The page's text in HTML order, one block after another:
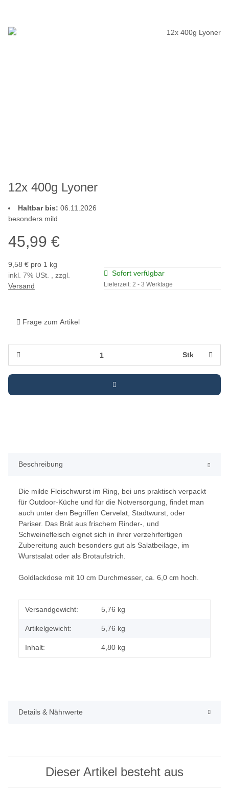
12x 400g Lyoner
Haltbar bis: 06.11.2026
besonders mild
45,99 €
9,58 € pro 1 kg
inkl. 7% USt. , zzgl.
Versand
Sofort verfügbar
Lieferzeit: 2 - 3 Werktage
Frage zum Artikel
Stk
Beschreibung
Die milde Fleischwurst im Ring, bei uns praktisch verpackt
für Outdoor-Küche und für die Notversorgung, findet man
auch unter den Begriffen Cervelat, Stadtwurst, oder
Pariser. Das Brät aus frischem Rinder-, und
Schweinefleisch eignet sich in ihrer verzehrfertigen
Zubereitung auch besonders gut als Salatbeilage, im
Wurstsalat oder als Brotaufstrich.
Goldlackdose mit 10 cm Durchmesser, ca. 6,0 cm hoch.
Versandgewicht: 5,76 kg
Artikelgewicht: 5,76 kg
Inhalt: 4,80 kg
Details & Nährwerte
Dieser Artikel besteht aus